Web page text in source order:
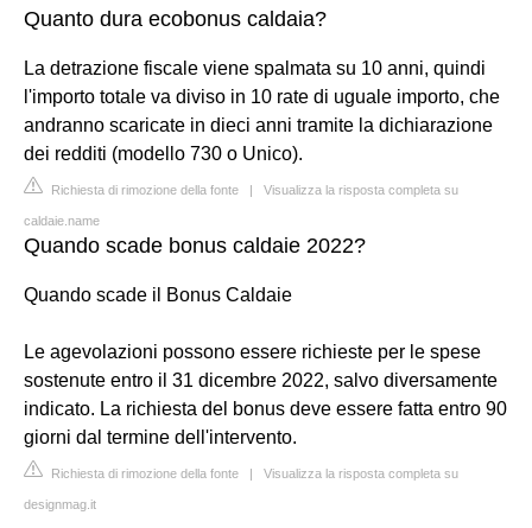
Quanto dura ecobonus caldaia?
La detrazione fiscale viene spalmata su 10 anni, quindi
l'importo totale va diviso in 10 rate di uguale importo, che
andranno scaricate in dieci anni tramite la dichiarazione
dei redditi (modello 730 o Unico).
Richiesta di rimozione della fonte | Visualizza la risposta completa su
caldaie.name
Quando scade bonus caldaie 2022?
Quando scade il Bonus Caldaie
Le agevolazioni possono essere richieste per le spese
sostenute entro il 31 dicembre 2022, salvo diversamente
indicato. La richiesta del bonus deve essere fatta entro 90
giorni dal termine dell'intervento.
Richiesta di rimozione della fonte | Visualizza la risposta completa su
designmag.it